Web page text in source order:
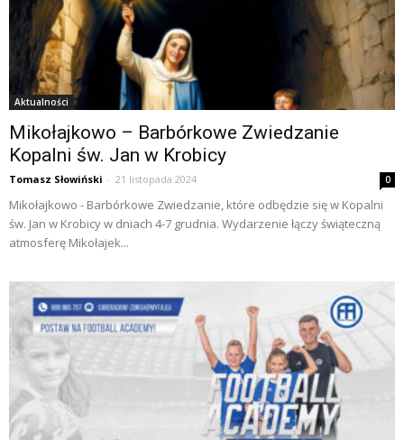
Aktualności
Mikołajkowo – Barbórkowe Zwiedzanie
Kopalni św. Jan w Krobicy
Tomasz Słowiński - 21 listopada 2024 0
Mikołajkowo - Barbórkowe Zwiedzanie, które odbędzie się w Kopalni
św. Jan w Krobicy w dniach 4-7 grudnia. Wydarzenie łączy świąteczną
atmosferę Mikołajek...